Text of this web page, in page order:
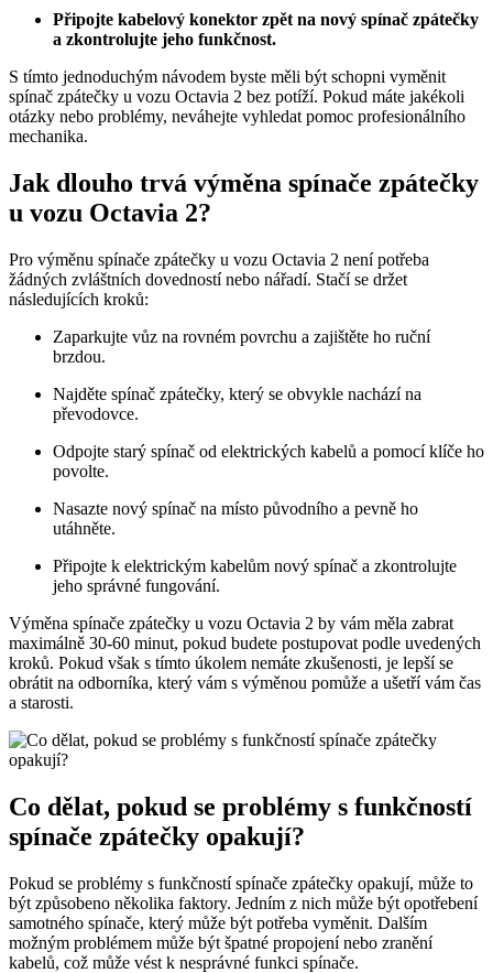
Připojte kabelový konektor zpět na nový spínač zpátečky
a zkontrolujte jeho funkčnost.
S tímto jednoduchým návodem byste měli být schopni vyměnit
spínač zpátečky u vozu Octavia 2 bez potíží. Pokud máte jakékoli
otázky nebo problémy, neváhejte vyhledat pomoc profesionálního
mechanika.
Jak dlouho trvá výměna spínače zpátečky
u vozu Octavia 2?
Pro výměnu spínače zpátečky u vozu Octavia 2 není potřeba
žádných zvláštních dovedností nebo nářadí. Stačí se držet
následujících kroků:
Zaparkujte vůz na rovném povrchu a zajištěte ho ruční
brzdou.
Najděte spínač zpátečky, který se obvykle nachází na
převodovce.
Odpojte starý spínač od elektrických kabelů a pomocí klíče ho
povolte.
Nasazte nový spínač na místo původního a pevně ho
utáhněte.
Připojte k elektrickým kabelům nový spínač a zkontrolujte
jeho správné fungování.
Výměna spínače zpátečky u vozu Octavia 2 by vám měla zabrat
maximálně 30-60 minut, pokud budete postupovat podle uvedených
kroků. Pokud však s tímto úkolem nemáte zkušenosti, je lepší se
obrátit na odborníka, který vám s výměnou pomůže a ušetří vám čas
a starosti.
Co dělat, pokud se problémy s funkčností
spínače zpátečky opakují?
Pokud se problémy s funkčností spínače zpátečky opakují, může to
být způsobeno několika faktory. Jedním z nich může být opotřebení
samotného spínače, který může být potřeba vyměnit. Dalším
možným problémem může být špatné propojení nebo zranění
kabelů, což může vést k nesprávné funkci spínače.